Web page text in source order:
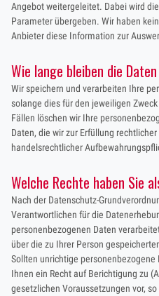
Angebot weitergeleitet. Dabei wird
Parameter übergeben. Wir haben
Anbieter diese Information zur
Wie lange bleiben die
Wir speichern und verarbeiten Ihre
solange dies für den jeweiligen
Fällen löschen wir Ihre
Daten, die wir zur Erfüllung
handelsrechtlicher
Welche Rechte haben Sie
Nach der Datenschutz-
Verantwortlichen für die
personenbezogenen Daten
über die zu Ihrer Person
Sollten unrichtige
Ihnen ein Recht auf Berichtigung zu
gesetzlichen Voraussetzungen vor,